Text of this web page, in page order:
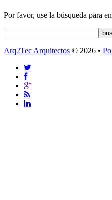
Por favor, use la búsqueda para
Arq2Tec Arquitectos © 2026 •